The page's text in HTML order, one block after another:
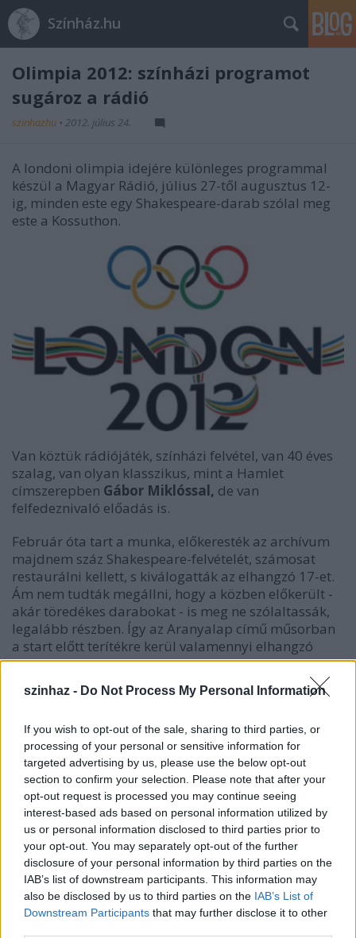
szinhaz - Do Not Process My Personal Information
If you wish to opt-out of the sale, sharing to third parties, or
processing of your personal or sensitive information for
targeted advertising by us, please use the below opt-out
section to confirm your selection. Please note that after your
opt-out request is processed you may continue seeing
interest-based ads based on personal information utilized by
us or personal information disclosed to third parties prior to
your opt-out. You may separately opt-out of the further
disclosure of your personal information by third parties on the
IAB’s list of downstream participants. This information may
also be disclosed by us to third parties on the IAB’s List of
Downstream Participants that may further disclose it to other
Színház.hu
Olimpia 2012: színházi programot
sugároz a rádió
szinhazhu • 2012. július 24.
A londoni olimpia idejére különleges programmal
készül a Magyar Rádió, július 27-től augusztus 12-
ig, minden este egy Shakespeare-darab szólal meg
este a Kossuthon.
Van köztük rádiójáték, színházi felvétel, van 40 éves
szalag, van olyan klasszikus, mint a Hamlet
címszerepben Gábor Miklóssal, de van
felfedeznivaló előadás is.
Február óta tart a munka, előkeresték az archívum
majdnem száz Shakespeare-felvételét, számosat
restaurálni kellett, s kiválogatták az elhangzó 17-et.
Ám nem tudták megállni, hogy a közben előkerült -
akár töredékes darabokat - is meg ne szólaltassák,
legalább részben. Így az Aranyalap című műsorban
a start előtt terítékre kerül valamennyi elhangzó
Shakespeare-darab, s megszólalnak az 1930-es vagy
´40-es években rögzített előadásrészletek, többek
közöttUray Tivadar, Bajor Gizi és Somlay Atrúr